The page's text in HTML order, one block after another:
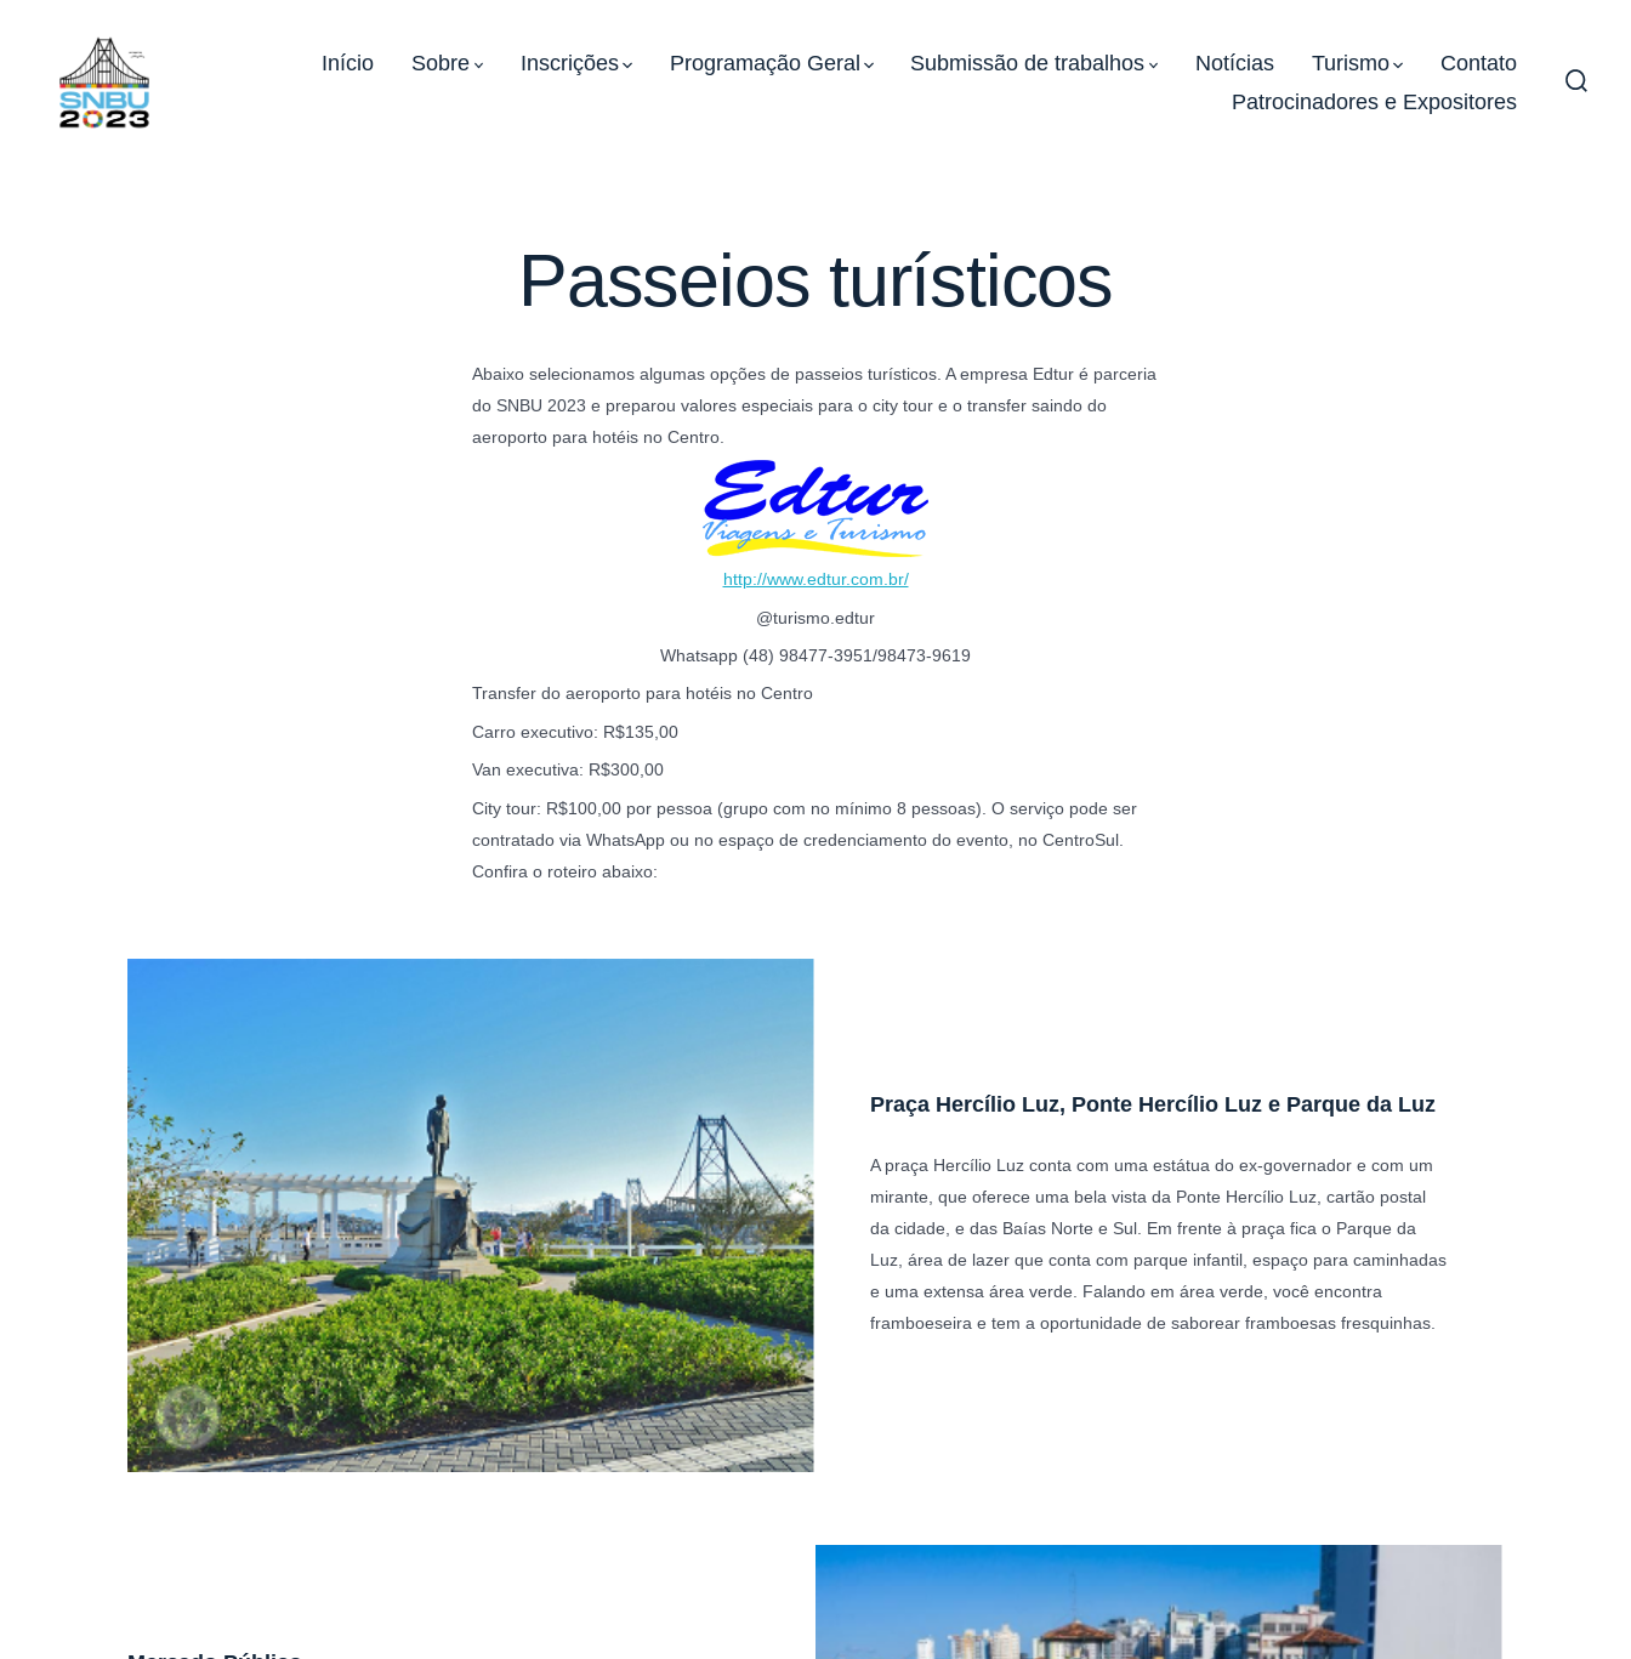
Início Sobre Inscrições Programação Geral Submissão de trabalhos Notícias Turismo
Contato
Patrocinadores e Expositores
Passeios turísticos
Abaixo selecionamos algumas opções de passeios turísticos. A empresa Edtur é parceria
do SNBU 2023 e preparou valores especiais para o city tour e o transfer saindo do
aeroporto para hotéis no Centro.
http://www.edtur.com.br/
@turismo.edtur
Whatsapp (48) 98477-3951/98473-9619
Transfer do aeroporto para hotéis no Centro
Carro executivo: R$135,00
Van executiva: R$300,00
City tour: R$100,00 por pessoa (grupo com no mínimo 8 pessoas). O serviço pode ser
contratado via WhatsApp ou no espaço de credenciamento do evento, no CentroSul.
Confira o roteiro abaixo:
Praça Hercílio Luz, Ponte Hercílio Luz e Parque da Luz
A praça Hercílio Luz conta com uma estátua do ex-governador e com um
mirante, que oferece uma bela vista da Ponte Hercílio Luz, cartão postal
da cidade, e das Baías Norte e Sul. Em frente à praça fica o Parque da
Luz, área de lazer que conta com parque infantil, espaço para caminhadas
e uma extensa área verde. Falando em área verde, você encontra
framboeseira e tem a oportunidade de saborear framboesas fresquinhas.